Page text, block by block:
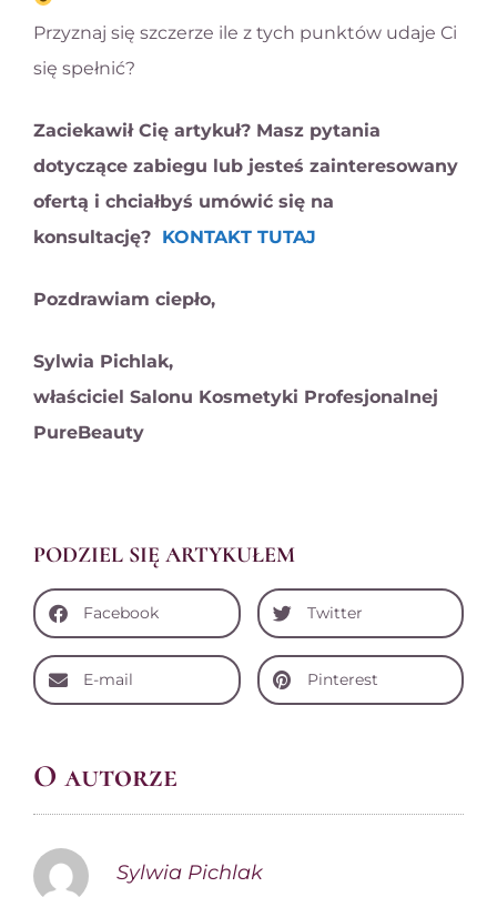
Przyznaj się szczerze ile z tych punktów udaje Ci
się spełnić?
Zaciekawił Cię artykuł? Masz pytania
dotyczące zabiegu lub jesteś zainteresowany
ofertą i chciałbyś umówić się na
konsultację? KONTAKT TUTAJ
Pozdrawiam ciepło,
Sylwia Pichlak,
właściciel Salonu Kosmetyki Profesjonalnej
PureBeauty
PODZIEL SIĘ ARTYKUŁEM
Facebook Twitter
E-mail Pinterest
O autorze
Sylwia Pichlak